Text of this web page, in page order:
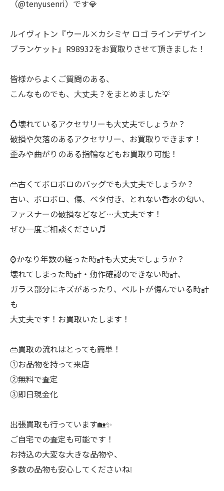
（@tenyusenri）です💎
ルイヴィトン『ウール×カシミヤ ロゴ ラインデザイン
ブランケット』R98932をお買取りさせて頂きました！
皆様からよくご質問のある、
こんなものでも、大丈夫？をまとめました💡
💍壊れているアクセサリーも大丈夫でしょうか？
破損や欠落のあるアクセサリー、お買取りできます！
歪みや曲がりのある指輪などもお買取り可能！
👜古くてボロボロのバッグでも大丈夫でしょうか？
古い、ボロボロ、傷、ベタ付き、とれない香水の匂い、
ファスナーの破損などなど…大丈夫です！
ぜひ一度ご相談ください♬
⌚️かなり年数の経った時計も大丈夫でしょうか？
壊れてしまった時計・動作確認のできない時計、
ガラス部分にキズがあったり、ベルトが傷んでいる時計
も
大丈夫です！お買取いたします！
👜買取の流れはとっても簡単！
①お品物を持って来店
②無料で査定
③即日現金化
出張買取も行っています🏡✨
ご自宅での査定も可能です！
お持込の大変な大きな品物や、
多数の品物も安心してくださいね❕